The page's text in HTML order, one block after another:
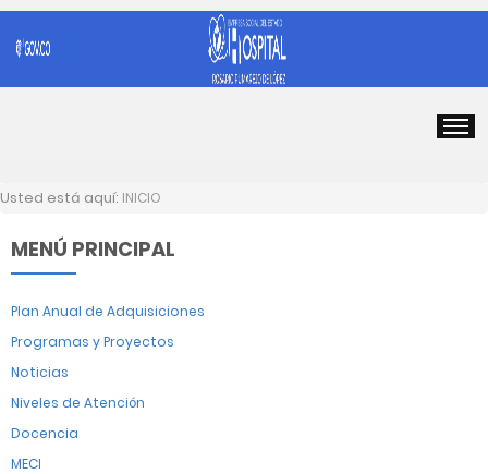
Usted está aquí: INICIO
MENÚ PRINCIPAL
Plan Anual de Adquisiciones
Programas y Proyectos
Noticias
Niveles de Atención
Docencia
MECI